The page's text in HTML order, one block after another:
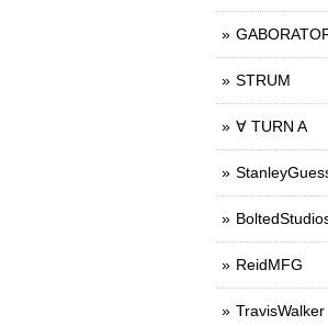
STRUM
∀ TURN A
ReidMFG
TravisWalker